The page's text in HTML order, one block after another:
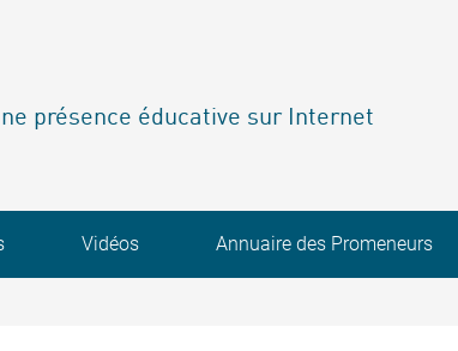
présence éducative sur Internet
Vidéos Annuaire des Promeneurs